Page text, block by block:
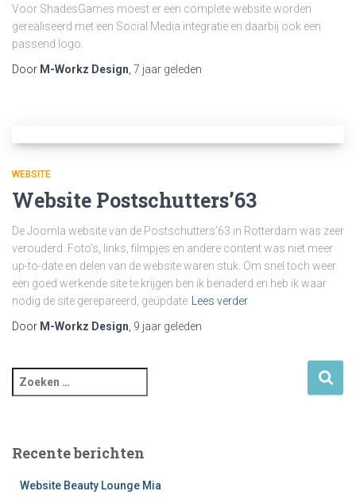
Voor ShadesGames moest er een complete website worden
gerealiseerd met een Social Media integratie en daarbij ook een
passend logo.
Door M-Workz Design 7 jaar geleden
WEBSITE
Website Postschutters’63
De Joomla website van de Postschutters’63 in Rotterdam was zeer
verouderd. Foto’s, links, filmpjes en andere content was niet meer
up-to-date en delen van de website waren stuk. Om snel toch weer
een goed werkende site te krijgen ben ik benaderd en heb ik waar
nodig de site gerepareerd, geüpdate
Lees verder
Door M-Workz Design 9 jaar geleden
o
e
Recente berichten
Website Beauty Lounge Mia